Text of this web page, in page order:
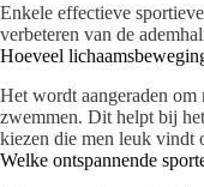
Enkele effectieve
verbeteren van de
Hoeveel
Het wordt aangeraden om
zwemmen. Dit helpt bij
kiezen die men leuk vindt
Welke ontspannende